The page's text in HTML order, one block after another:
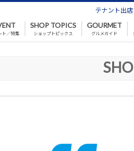
テナント出
ト／特集
SHOP TOPICS
ショップトピックス
GOURMET
グルメガイド